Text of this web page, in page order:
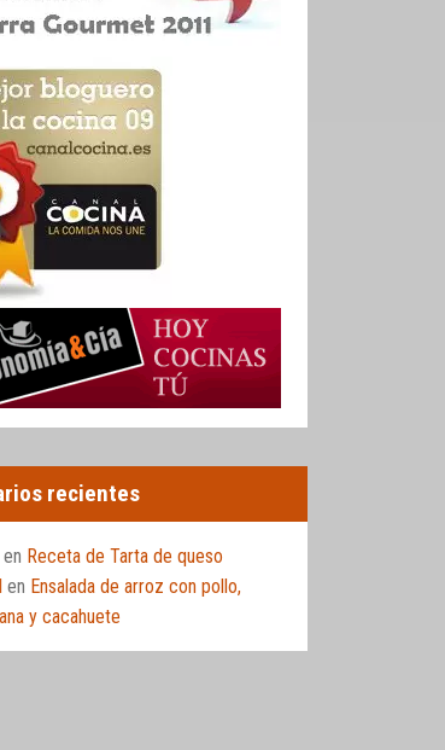
recientes
en Receta de Tarta de queso
en Ensalada de arroz con pollo,
y cacahuete